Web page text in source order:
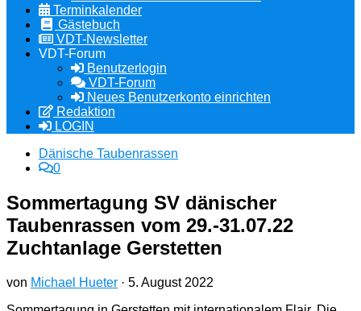
Terminkalender
Gästebuch
VDT-Newsletter
VDT-Forum
Benutzerlogin
VDT-Forum
Neues Benutzerkonto einrichten
Redaktion
LOGIN
Dänische Taubenrassen
0
Sommertagung SV dänischer
Taubenrassen vom 29.-31.07.22
Zuchtanlage Gerstetten
von Michael Hueter · 5. August 2022